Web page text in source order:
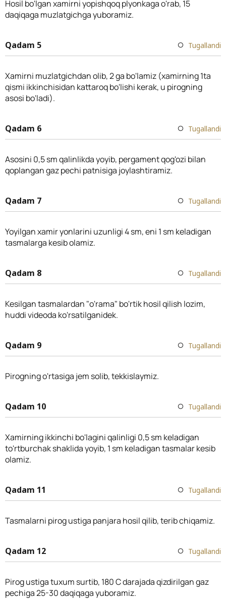
Hosil bo'lgan xamirni yopishqoq plyonkaga o'rab, 15
daqiqaga muzlatgichga yuboramiz.
Qadam 5 Tugallandi
Xamirni muzlatgichdan olib, 2 ga bo'lamiz (xamirning 1ta
qismi ikkinchisidan kattaroq bo'lishi kerak, u pirogning
asosi bo'ladi).
Qadam 6 Tugallandi
Asosini 0,5 sm qalinlikda yoyib, pergament qog'ozi bilan
qoplangan gaz pechi patnisiga joylashtiramiz.
Qadam 7 Tugallandi
Yoyilgan xamir yonlarini uzunligi 4 sm, eni 1 sm keladigan
tasmalarga kesib olamiz.
Qadam 8 Tugallandi
Kesilgan tasmalardan "o'rama" bo'rtik hosil qilish lozim,
huddi videoda ko'rsatilganidek.
Qadam 9 Tugallandi
Pirogning o'rtasiga jem solib, tekkislaymiz.
Qadam 10 Tugallandi
Xamirning ikkinchi bo'lagini qalinligi 0,5 sm keladigan
to'rtburchak shaklida yoyib, 1 sm keladigan tasmalar kesib
olamiz.
Qadam 11 Tugallandi
Tasmalarni pirog ustiga panjara hosil qilib, terib chiqamiz.
Qadam 12 Tugallandi
Pirog ustiga tuxum surtib, 180 C darajada qizdirilgan gaz
pechiga 25-30 daqiqaga yuboramiz.